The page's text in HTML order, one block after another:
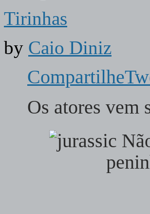
Tirinhas
by Caio Diniz
Compartilhe
Os atores